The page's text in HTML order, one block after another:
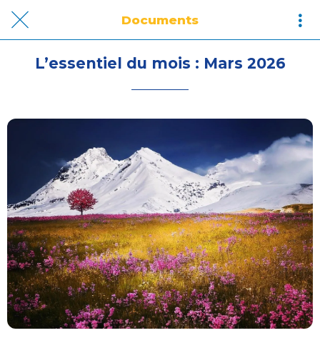
Documents
L’essentiel du mois : Mars 2026